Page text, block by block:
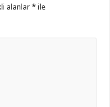
alanlar* ile